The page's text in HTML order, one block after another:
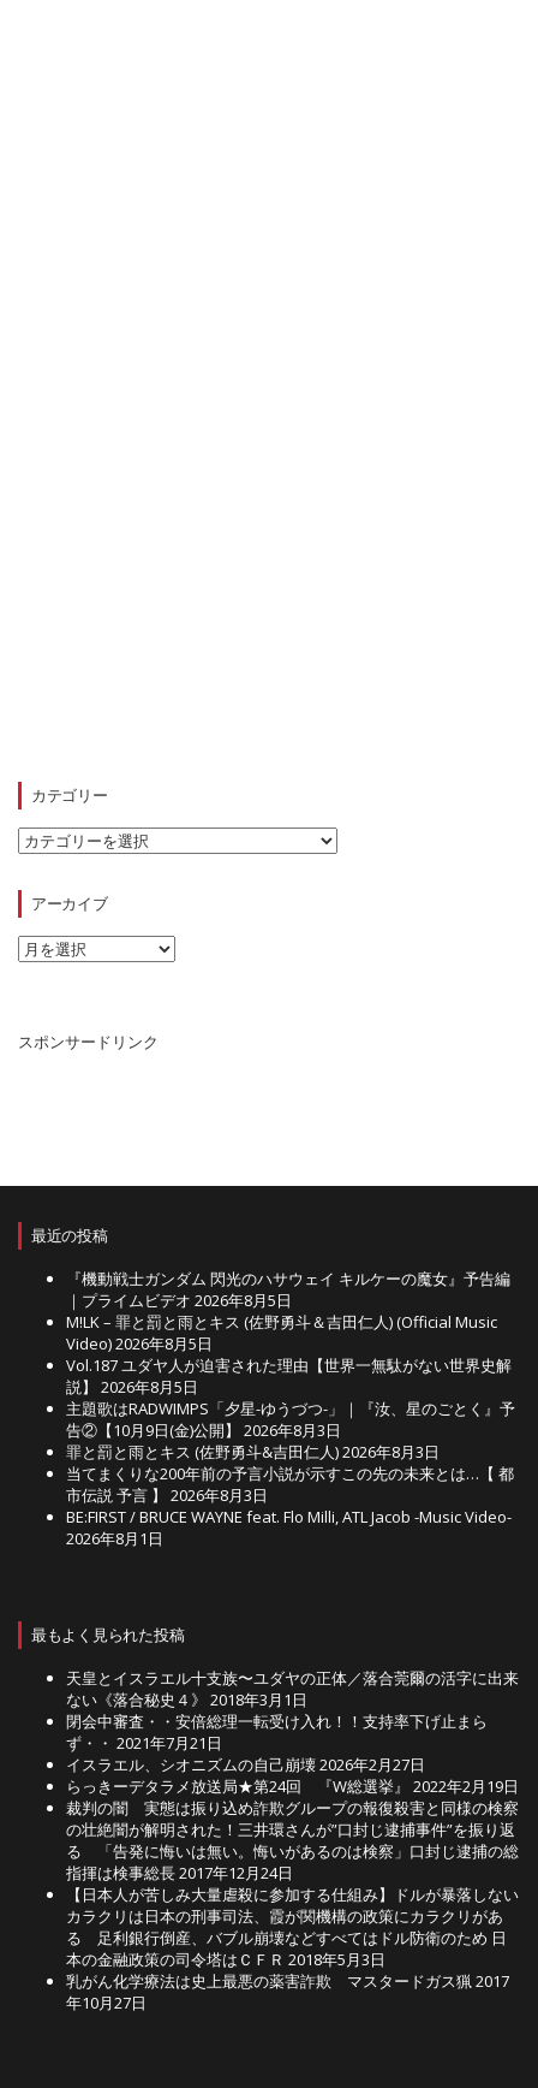
カテゴリー
カ
テ
ー
アーカイブ
ア
ー
スポンサードリンク
最近の投稿
『機動戦士ガンダム 閃光のハサウェイ キルケーの魔女』予告編
｜プライムビデオ 2026年8月5日
M!LK – 罪と罰と雨とキス (佐野勇斗＆吉田仁人) (Official Music
Video)2026年8月5日
Vol.187 ユダヤ人が迫害された理由【世界一無駄がない世界史解
説】
2026年8月5日
主題歌はRADWIMPS「夕星-ゆうづつ-」｜『汝、星のごとく』予
告②【10月9日(金)公開】
2026年8月3日
罪と罰と雨とキス (佐野勇斗&吉田仁人)2026年8月3日
当てまくりな200年前の予言小説が示すこの先の未来とは…【 都
市伝説 予言 】
2026年8月3日
BE:FIRST / BRUCE WAYNE feat. Flo Milli, ATL Jacob -Music Video-
2026年8月1日
最もよく見られた投稿
天皇とイスラエル十支族〜ユダヤの正体／落合莞爾の活字に出来
ない《落合秘史４》 2018年3月1日
閉会中審査・・安倍総理一転受け入れ！！支持率下げ止まら
ず・・ 2021年7月21日
イスラエル、シオニズムの自己崩壊2026年2月27日
らっきーデタラメ放送局★第24回 『W総選挙』
2022年2月19日
裁判の闇 実態は振り込め詐欺グループの報復殺害と同様の検察
の壮絶闇が解明された！三井環さんが”口封じ逮捕事件”を振り返
る 「告発に悔いは無い。悔いがあるのは検察」口封じ逮捕の総
指揮は検事総長2017年12月24日
【日本人が苦しみ大量虐殺に参加する仕組み】ドルが暴落しない
カラクリは日本の刑事司法、霞が関機構の政策にカラクリがあ
る 足利銀行倒産、バブル崩壊などすべてはドル防衛のため 日
本の金融政策の司令塔はＣＦＲ 2018年5月3日
乳がん化学療法は史上最悪の薬害詐欺 マスタードガス猟 2017
年10月27日